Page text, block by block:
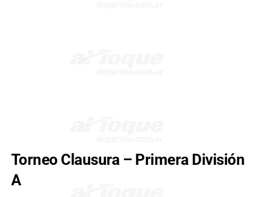
Torneo Clausura – Primera División
A